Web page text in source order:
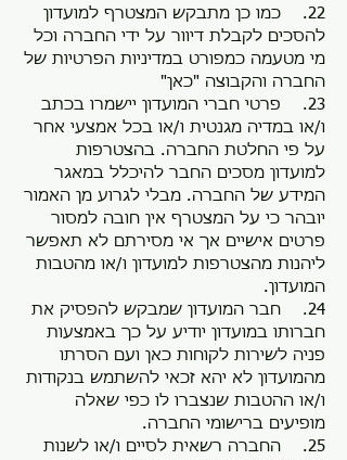
22. כמו כן מתבקש המצטרף למועדון
להסכים לקבלת דיוור על ידי החברה וכל
מי מטעמה כמפורט במדיניות הפרטיות של
החברה והקבוצה "כאן"
23. פרטי חברי המועדון יישמרו בכתב
ו/או במדיה מגנטית ו/או בכל אמצעי אחר
על פי החלטת החברה. בהצטרפות
למועדון מסכים החבר להיכלל במאגר
המידע של החברה. מבלי לגרוע מן האמור
יובהר כי על המצטרף אין חובה למסור
פרטים אישיים אך אי מסירתם לא תאפשר
ליהנות מהצטרפות למועדון ו/או מהטבות
המועדון.
24. חבר המועדון שמבקש להפסיק את
חברותו במועדון יודיע על כך באמצעות
פניה לשירות לקוחות כאן ועם הסרתו
מהמועדון לא יהא זכאי להשתמש בנקודות
ו/או ההטבות שנצברו לו כפי שאלה
מופיעים ברישומי החברה.
25. החברה רשאית לסיים ו/או לשנות